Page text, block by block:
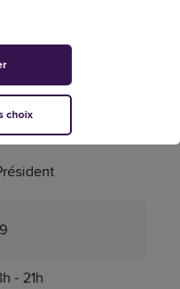
min
Papier, Carton
- 21h
choix